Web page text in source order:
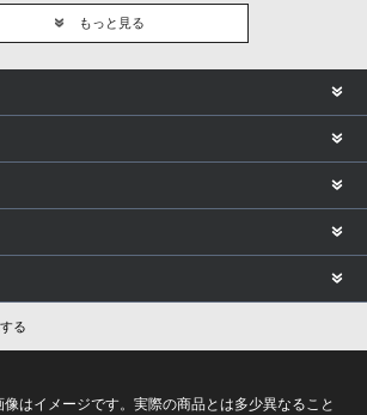
もっと見る
る
はイメージです。実際の商品とは多少異なること